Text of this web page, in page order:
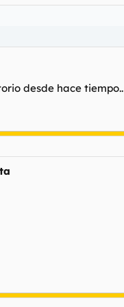
desde hace tiempo..